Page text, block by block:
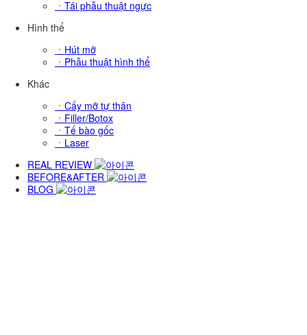
ㆍTái phẫu thuật ngực
Hình thể
ㆍHút mỡ
ㆍPhẫu thuật hình thể
Khác
ㆍCấy mỡ tự thân
ㆍFiller/Botox
ㆍTế bào gốc
ㆍLaser
REAL REVIEW
BEFORE&AFTER
BLOG